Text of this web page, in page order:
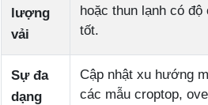
lượng
vải
hoặc thun lạnh có độ
tốt.
Sự đa
dạng
Cập nhật xu hướng
các mẫu croptop,